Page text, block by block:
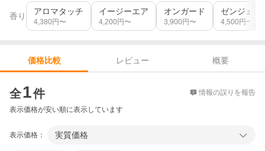
香り アロマタッチ
4,380 円〜
イージーエア
4,200 円〜
オンガード
3,900 円〜
ゼンジェス
4,500 円〜
価格比較 レビュー
概要
全1件 情報の誤りを報告
表示価格が安い順に表示しています
表示価格： 実質価格